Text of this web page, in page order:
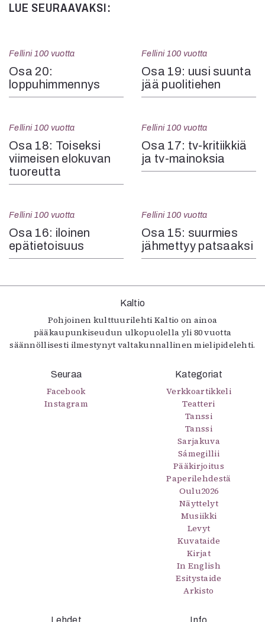
LUE SEURAAVAKSI:
Fellini 100 vuotta
Osa 20:
loppuhimmennys
Fellini 100 vuotta
Osa 19: uusi suunta
jää puolitiehen
Fellini 100 vuotta
Osa 18: Toiseksi
viimeisen elokuvan
tuoreutta
Fellini 100 vuotta
Osa 17: tv-kritiikkiä
ja tv-mainoksia
Fellini 100 vuotta
Osa 16: iloinen
epätietoisuus
Fellini 100 vuotta
Osa 15: suurmies
jähmettyy patsaaksi
Kaltio
Pohjoinen kulttuurilehti Kaltio on ainoa
pääkaupunkiseudun ulkopuolella yli 80 vuotta
säännöllisesti ilmestynyt valtakunnallinen mielipidelehti.
Seuraa
Facebook
Instagram
Kategoriat
Verkkoartikkeli
Teatteri
Tanssi
Tanssi
Sarjakuva
Sámegillii
Pääkirjoitus
Paperilehdestä
Oulu2026
Näyttelyt
Musiikki
Levyt
Kuvataide
Kirjat
In English
Esitystaide
Arkisto
Lehdet Info